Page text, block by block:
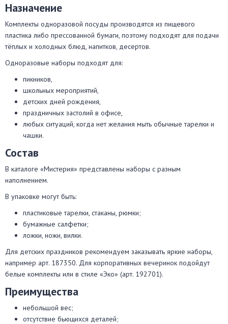
Назначение
Комплекты одноразовой посуды производятся из пищевого
пластика либо прессованной бумаги, поэтому подходят для подачи
тёплых и холодных блюд, напитков, десертов.
Одноразовые наборы подходят для:
пикников,
школьных мероприятий,
детских дней рождения,
праздничных застолий в офисе,
любых ситуаций, когда нет желания мыть обычные тарелки и
чашки.
Состав
В каталоге «Мистерия» представлены наборы с разным
наполнением.
В упаковке могут быть:
пластиковые тарелки, стаканы, рюмки;
бумажные салфетки;
ложки, ножи, вилки.
Для детских праздников рекомендуем заказывать яркие наборы,
например арт. 187350. Для корпоративных вечеринок подойдут
белые комплекты или в стиле «Эко» (арт. 192701).
Преимущества
небольшой вес;
отсутствие бьющихся деталей;